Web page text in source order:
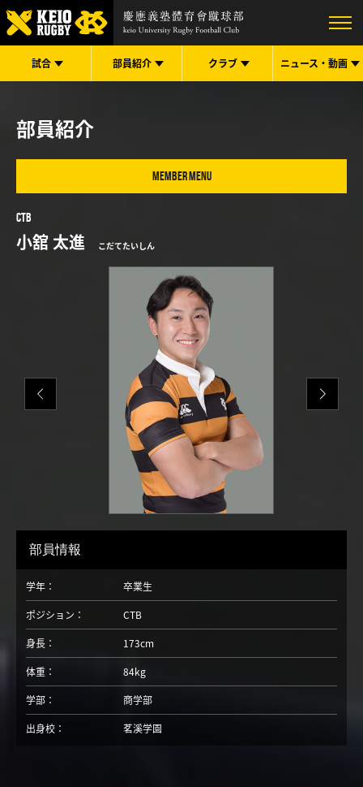
試合 部員紹介 クラブ ニュース・ 動画
部員紹介
MEMBER MENU
CTB
小舘 太進 こだてたいしん
部員情報
学年：
卒業生
ポジション：
CTB
身長：
173cm
体重：
84kg
学部：
商学部
出身校：
茗溪学園